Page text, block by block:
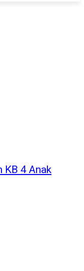
KB 4 Anak